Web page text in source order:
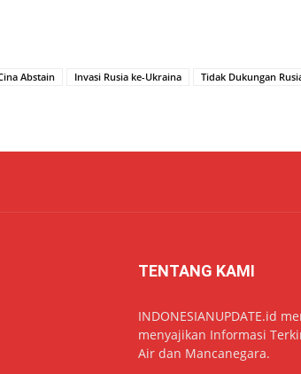
Abstain Invasi Rusia ke-Ukraina Tidak Dukungan
TENTANG KAMI
INDONESIANUPDATE.id
menyajikan Informasi
Air dan Mancanegara.